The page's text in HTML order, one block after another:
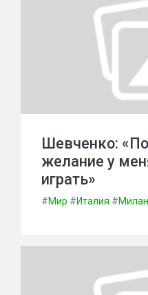
Шевченко:
желание у
играть»
#Мир #Италия #Милан